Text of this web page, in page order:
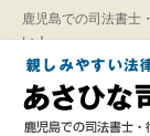
鹿児島での司法書士
い！